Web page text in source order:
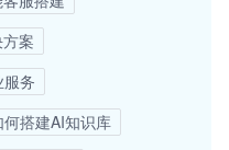
案
务
何搭建AI知识库